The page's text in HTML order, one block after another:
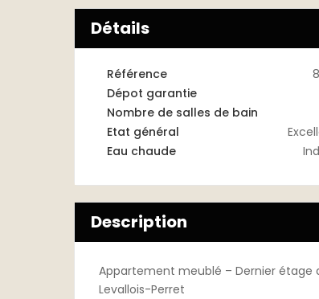
Détails
Référence
Dépot garantie
Nombre de salles de bain
Etat général
Eau chaude
Description
Appartement meublé – Dernier étage
Levallois-Perret